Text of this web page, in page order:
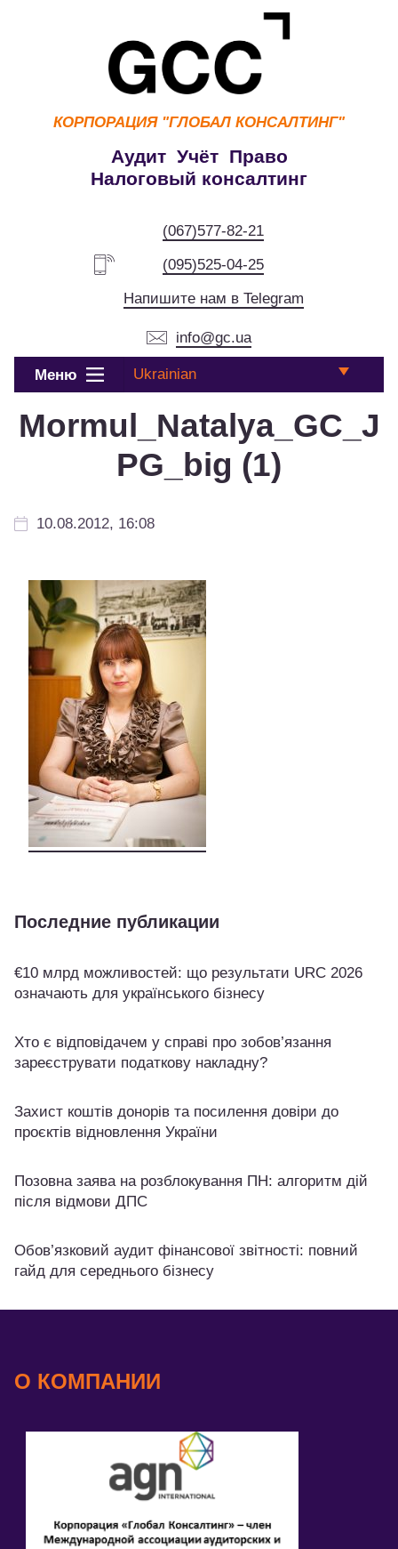
КОРПОРАЦИЯ "ГЛОБАЛ КОНСАЛТИНГ"
Аудит Учёт Право
Налоговый консалтинг
(067)577-82-21
(095)525-04-25
Напишите нам в Telegram
info@gc.ua
Меню Ukrainian
Mormul_Natalya_GC_J
PG_big (1)
10.08.2012, 16:08
Последние публикации
€10 млрд можливостей: що результати URC 2026
означають для українського бізнесу
Хто є відповідачем у справі про зобов’язання
зареєструвати податкову накладну?
Захист коштів донорів та посилення довіри до
проєктів відновлення України
Позовна заява на розблокування ПН: алгоритм дій
після відмови ДПС
Обов’язковий аудит фінансової звітності: повний
гайд для середнього бізнесу
О КОМПАНИИ